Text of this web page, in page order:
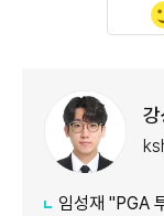
임성재 "PGA